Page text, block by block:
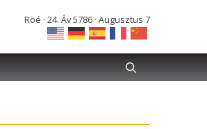
Röé · 24. Áv 5786 · Augusztus 7